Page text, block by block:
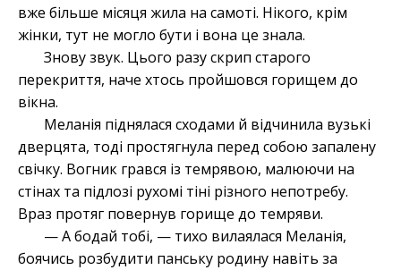
вже більше місяця жила на самоті. Нікого, крім
жінки, тут не могло бути і вона це знала.
Знову звук. Цього разу скрип старого
перекриття, наче хтось пройшовся горищем до
вікна.
Меланія піднялася сходами й відчинила вузькі
дверцята, тоді простягнула перед собою запалену
свічку. Вогник грався із темрявою, малюючи на
стінах та підлозі рухомі тіні різного непотребу.
Враз протяг повернув горище до темряви.
— А бодай тобі, — тихо вилаялася Меланія,
боячись розбудити панську родину навіть за